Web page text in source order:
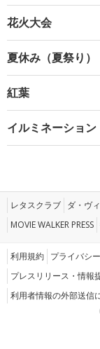
花火大会
夏休み（夏祭り）
紅葉
イルミネーション
レタスクラブ ダ・ヴ
MOVIE WALKER PRESS
利用規約 プライバシ
プレスリリース・情報
利用者情報の外部送信